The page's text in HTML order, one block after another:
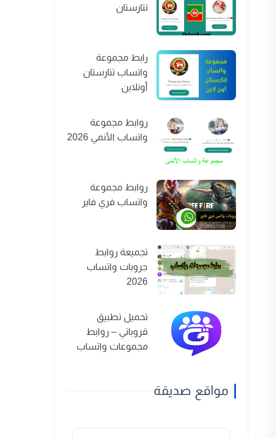
تتارستان
رابط مجموعة
واتساب تتارستان
أونلاين
روابط مجموعة
واتساب الأنمي 2026
روابط مجموعة
واتساب فري فاير
تجميعة روابط
جروبات واتساب
2026
تحميل تطبيق
قروباتي – روابط
مجموعات واتساب
مواقع صديقة